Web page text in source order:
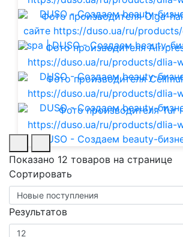
Показано 12 товаров на странице
Сортировать
Результатов